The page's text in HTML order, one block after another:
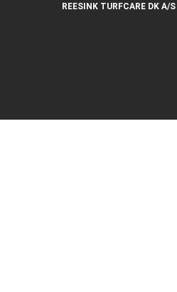
REESINK TURFCARE DK A/